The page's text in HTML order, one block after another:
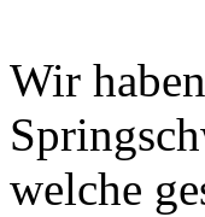
Wir
welche